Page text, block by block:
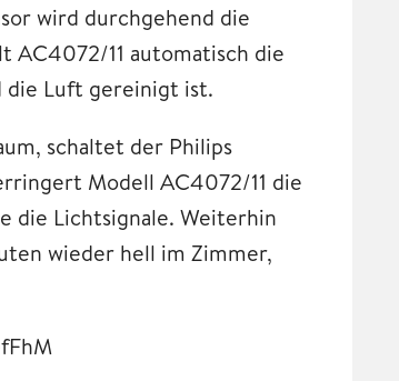
wird durchgehend die
AC4072/11 automatisch die
die Luft gereinigt ist.
schaltet der Philips
Modell AC4072/11 die
die Lichtsignale. Weiterhin
wieder hell im Zimmer,